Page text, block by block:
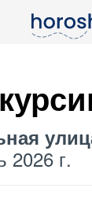
2026 г.